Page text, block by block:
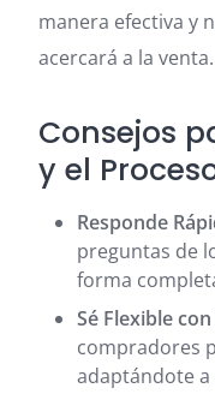
manera efectiva y
acercará a la venta.
Consejos
y el
Responde
preguntas de
forma
Sé Flexible
compradores
adaptándote a